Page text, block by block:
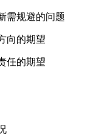
需规避的问题
向的期望
任的期望